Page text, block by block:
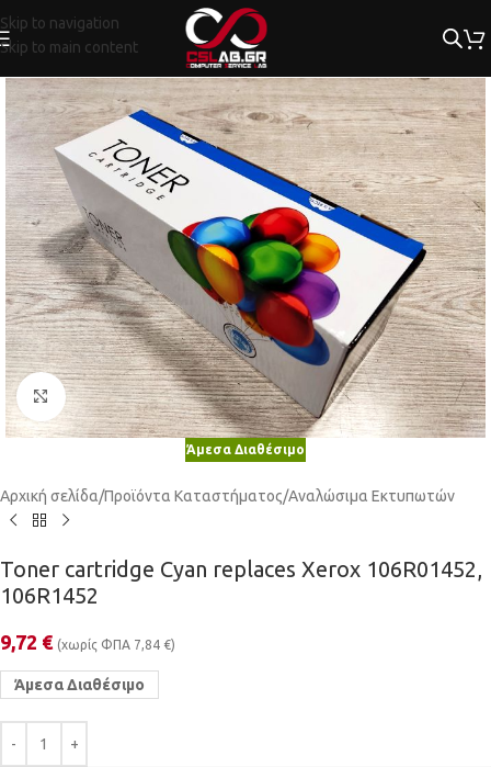
Skip to navigation
Skip to main content
Κλικ για μεγέθυνση
Άμεσα Διαθέσιμο
Αρχική σελίδα/Προϊόντα Καταστήματος/Αναλώσιμα Εκτυπωτών
Toner cartridge Cyan replaces Xerox 106R01452,
106R1452
9,72 € (χωρίς ΦΠΑ 7,84 €)
Άμεσα Διαθέσιμο